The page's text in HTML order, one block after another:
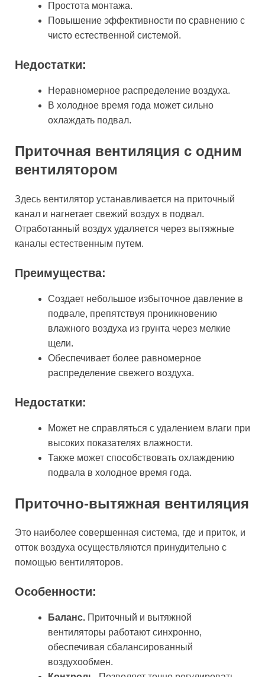
Простота монтажа.
Повышение эффективности по сравнению с
чисто естественной системой.
Недостатки:
Неравномерное распределение воздуха.
В холодное время года может сильно
охлаждать подвал.
Приточная вентиляция с одним
вентилятором
Здесь вентилятор устанавливается на приточный
канал и нагнетает свежий воздух в подвал.
Отработанный воздух удаляется через вытяжные
каналы естественным путем.
Преимущества:
Создает небольшое избыточное давление в
подвале, препятствуя проникновению
влажного воздуха из грунта через мелкие
щели.
Обеспечивает более равномерное
распределение свежего воздуха.
Недостатки:
Может не справляться с удалением влаги при
высоких показателях влажности.
Также может способствовать охлаждению
подвала в холодное время года.
Приточно-вытяжная вентиляция
Это наиболее совершенная система, где и приток, и
отток воздуха осуществляются принудительно с
помощью вентиляторов.
Особенности:
Баланс. Приточный и вытяжной
вентиляторы работают синхронно,
обеспечивая сбалансированный
воздухообмен.